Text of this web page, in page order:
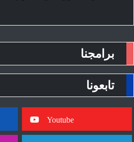
برامجنا
تابعونا
Youtube